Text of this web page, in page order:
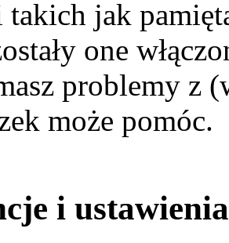
jak
one
problemy z
może pomóc.
i